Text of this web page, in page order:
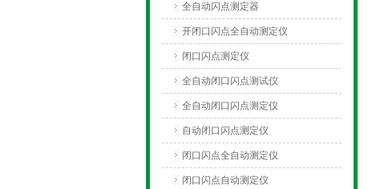
全自动闪点测定器
开闭口闪点全自动测定仪
闭口闪点测定仪
全自动闭口闪点测试仪
全自动闭口闪点测定仪
自动闭口闪点测定仪
闭口闪点全自动测定仪
闭口闪点自动测定仪